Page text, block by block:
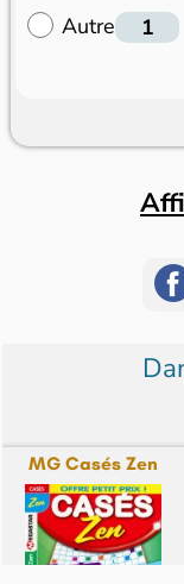
Autre
MG Casés Zen